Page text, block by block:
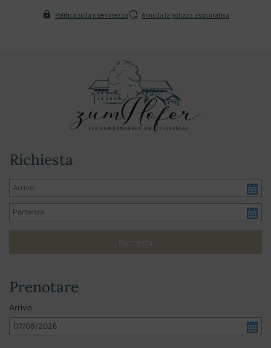
Politica sulla riservatezza Annulla la polizza assicurativa
Richiesta
Prenotare
Arrivo